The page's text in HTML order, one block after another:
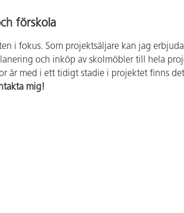
förskola
i fokus. Som projektsäljare kan jag
och inköp av skolmöbler till hela
är med i ett tidigt stadie i projektet finns
mig!